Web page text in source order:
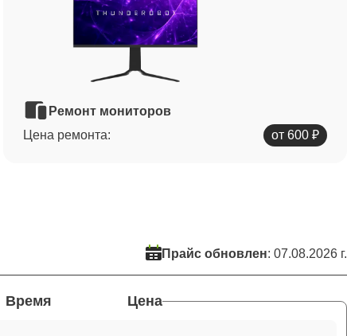
Ремонт мониторов
Цена ремонта:
от 600 ₽
Прайс обновлен: 07.08.2026 г.
Время Цена